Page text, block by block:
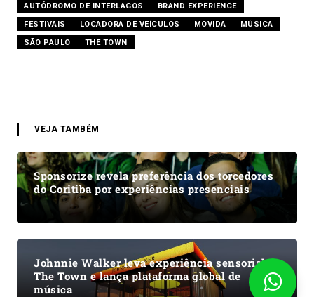
AUTÓDROMO DE INTERLAGOS
BRAND EXPERIENCE
FESTIVAIS
LOCADORA DE VEÍCULOS MOVIDA
MÚSICA
SÃO PAULO
THE TOWN
VEJA TAMBÉM
Sponsorize revela preferência dos torcedores
do Coritiba por experiências presenciais
Johnnie Walker leva experiência sensorial ao
The Town e lança plataforma global de
música